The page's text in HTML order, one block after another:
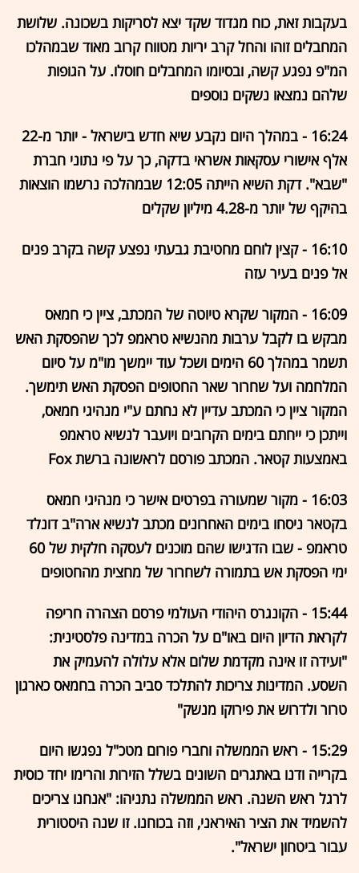
בעקבות זאת, כוח מגדוד שקד יצא לסריקות בשכונה. שלושת
המחבלים זוהו והחל קרב יריות מטווח קרוב מאוד שבמהלכו
המ"פ נפגע קשה, ובסיומו המחבלים חוסלו. על הגופות
שלהם נמצאו נשקים נוספים
16:24 - במהלך היום נקבע שיא חדש בישראל - יותר מ-22
אלף אישורי עסקאות אשראי בדקה, כך על פי נתוני חברת
"שבא". דקת השיא הייתה 12:05 שבמהלכה נרשמו הוצאות
בהיקף של יותר מ-4.28 מיליון שקלים
16:10 - קצין לוחם מחטיבת גבעתי נפצע קשה בקרב פנים
אל פנים בעיר עזה
16:09 - המקור שקרא טיוטה של המכתב, ציין כי חמאס
מבקש בו לקבל ערבות מהנשיא טראמפ לכך שהפסקת האש
תשמר במהלך 60 הימים ושכל עוד יימשך מו"מ על סיום
המלחמה ועל שחרור שאר החטופים הפסקת האש תימשך.
המקור ציין כי המכתב עדיין לא נחתם ע"י מנהיגי חמאס,
וייתכן כי ייחתם בימים הקרובים ויועבר לנשיא טראמפ
באמצעות קטאר. המכתב פורסם לראשונה ברשת Fox
16:03 - מקור שמעורה בפרטים אישר כי מנהיגי חמאס
בקטאר ניסחו בימים האחרונים מכתב לנשיא ארה"ב דונלד
טראמפ - שבו הדגישו שהם מוכנים לעסקה חלקית של 60
ימי הפסקת אש בתמורה לשחרור של מחצית מהחטופים
15:44 - הקונגרס היהודי העולמי פרסם הצהרה חריפה
לקראת הדיון היום באו"ם על הכרה במדינה פלסטינית:
"ועידה זו אינה מקדמת שלום אלא עלולה להעמיק את
השסע. המדינות צריכות להתלכד סביב הכרה בחמאס כארגון
טרור ולדרוש את פירוקו מנשק"
15:29 - ראש הממשלה וחברי פורום מטכ"ל נפגשו היום
בקרייה ודנו באתגרים השונים בשלל הזירות והרימו יחד כוסית
לרגל ראש השנה. ראש הממשלה נתניהו: "אנחנו צריכים
להשמיד את הציר האיראני, וזה בכוחנו. זו שנה היסטורית
עבור ביטחון ישראל".